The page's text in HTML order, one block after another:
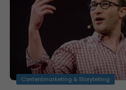
Contentmarketing & Storytelling